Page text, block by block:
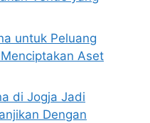
untuk Peluang
Aset
di Jogja Jadi
Dengan